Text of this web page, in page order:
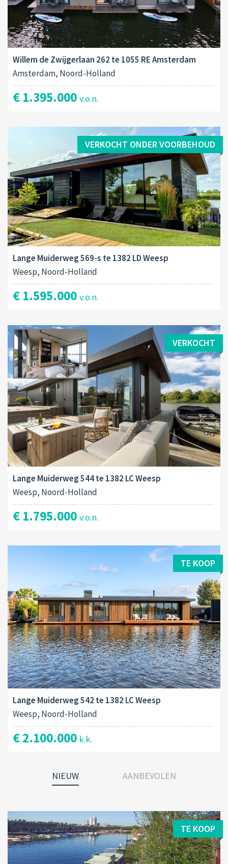
Willem de Zwijgerlaan 262 te 1055 RE Amsterdam
Amsterdam, Noord-Holland
€ 1.395.000 v.o.n.
VERKOCHT ONDER VOORBEHOUD
Lange Muiderweg 569-s te 1382 LD Weesp
Weesp, Noord-Holland
€ 1.595.000 v.o.n.
VERKOCHT
Lange Muiderweg 544 te 1382 LC Weesp
Weesp, Noord-Holland
€ 1.795.000 v.o.n.
TE KOOP
Lange Muiderweg 542 te 1382 LC Weesp
Weesp, Noord-Holland
€ 2.100.000 k.k.
NIEUW AANBEVOLEN
TE KOOP